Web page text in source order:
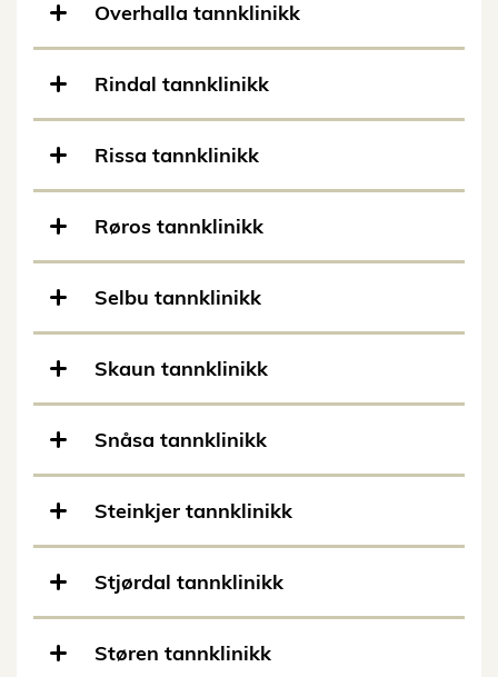
Overhalla tannklinikk
Rindal tannklinikk
Rissa tannklinikk
Røros tannklinikk
Selbu tannklinikk
Skaun tannklinikk
Snåsa tannklinikk
Steinkjer tannklinikk
Stjørdal tannklinikk
Støren tannklinikk